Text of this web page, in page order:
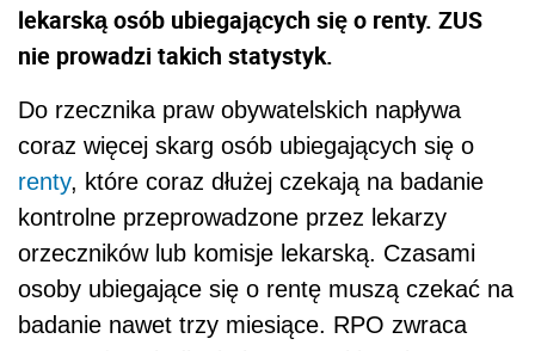
lekarską osób ubiegających się o renty. ZUS
nie prowadzi takich statystyk.
Do rzecznika praw obywatelskich napływa
coraz więcej skarg osób ubiegających się o
renty, które coraz dłużej czekają na badanie
kontrolne przeprowadzone przez lekarzy
orzeczników lub komisje lekarską. Czasami
osoby ubiegające się o rentę muszą czekać na
badanie nawet trzy miesiące. RPO zwraca